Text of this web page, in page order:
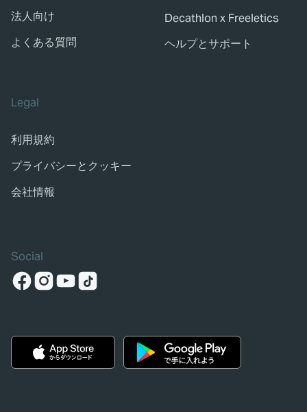
法人向け
よくある質問
Decathlon x Freeletics
ヘルプとサポート
Legal
利用規約
プライバシーとクッキー
会社情報
Social